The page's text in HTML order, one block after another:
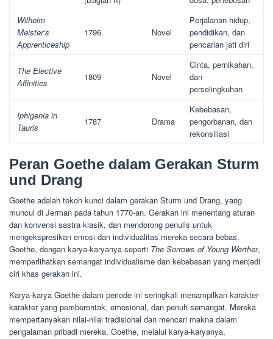
Wilhelm
Meister’s
Apprenticeship
1796 Novel
Perjalanan hidup,
pendidikan, dan
pencarian jati diri
The Elective
Affinities
1809 Novel
Cinta, pernikahan,
dan
perselingkuhan
Iphigenia in
Tauris
1787 Drama
Kebebasan,
pengorbanan, dan
rekonsiliasi
Peran Goethe dalam Gerakan Sturm
und Drang
Goethe adalah tokoh kunci dalam gerakan Sturm und Drang, yang
muncul di Jerman pada tahun 1770-an. Gerakan ini menentang aturan
dan konvensi sastra klasik, dan mendorong penulis untuk
mengekspresikan emosi dan individualitas mereka secara bebas.
Goethe, dengan karya-karyanya seperti The Sorrows of Young Werther,
memperlihatkan semangat individualisme dan kebebasan yang menjadi
ciri khas gerakan ini.
Karya-karya Goethe dalam periode ini seringkali menampilkan karakter-
karakter yang pemberontak, emosional, dan penuh semangat. Mereka
mempertanyakan nilai-nilai tradisional dan mencari makna dalam
pengalaman pribadi mereka. Goethe, melalui karya-karyanya,